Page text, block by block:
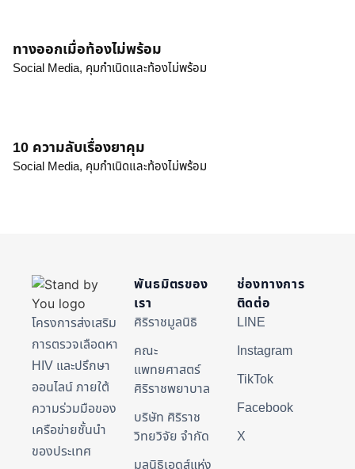
ทางออกเมื่อท้องไม่พร้อม
Social Media,คุมกำเนิดและท้องไม่พร้อม